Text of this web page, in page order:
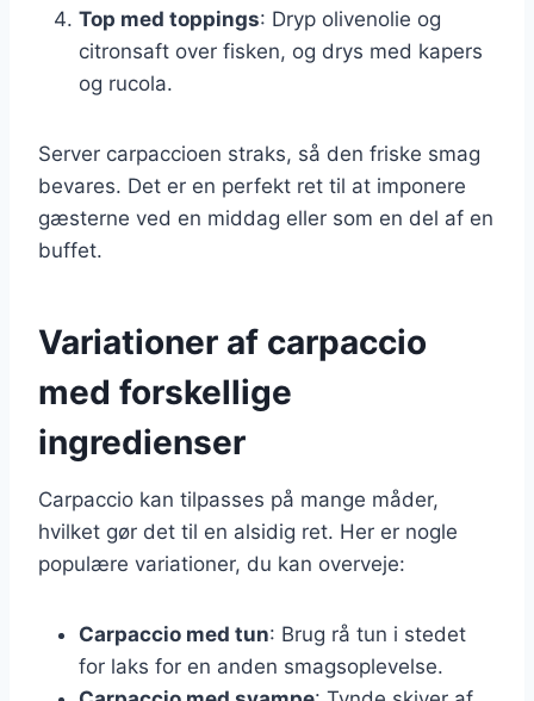
Top med toppings: Dryp olivenolie og
citronsaft over fisken, og drys med kapers
og rucola.
Server carpaccioen straks, så den friske smag
bevares. Det er en perfekt ret til at imponere
gæsterne ved en middag eller som en del af en
buffet.
Variationer af carpaccio
med forskellige
ingredienser
Carpaccio kan tilpasses på mange måder,
hvilket gør det til en alsidig ret. Her er nogle
populære variationer, du kan overveje:
Carpaccio med tun: Brug rå tun i stedet
for laks for en anden smagsoplevelse.